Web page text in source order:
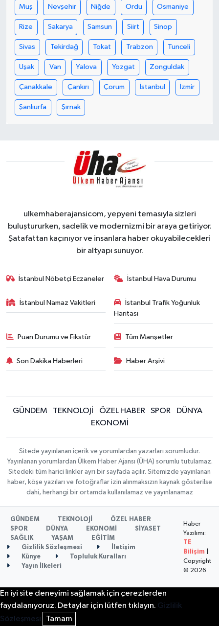
Muş Nevşehir Niğde Ordu Osmaniye
Rize Sakarya Samsun Siirt Sinop
Sivas Tekirdağ Tokat Trabzon Tunceli
Uşak Van Yalova Yozgat Zonguldak
Çanakkale Çankırı Çorum İstanbul İzmir
Şanlıurfa Şırnak
ulkemhaberajansicom, yepyeni temasıyla sizleri
buluştururken, sadelik ve modernizmi bir araya getiriyor.
Şatafattan kaçınıyor ve insanlara haber okuyabilecekleri
bir altyapı sunuyor.
İstanbul Nöbetçi Eczaneler İstanbul Hava Durumu
İstanbul Namaz Vakitleri
İstanbul Trafik Yoğunluk
Haritası
Puan Durumu ve Fikstür Tüm Manşetler
Son Dakika Haberleri Haber Arşivi
GÜNDEM TEKNOLOJİ ÖZEL HABER SPOR
DÜNYA
EKONOMİ
Sitede yayınlanan içerik ve yorumlardan yazarları sorumludur.
Yayınlanan yorumlardan Ülkem Haber Ajansı (ÜHA) sorumlu tutulamaz.
Sitedeki tüm harici linkler ayrı bir sayfada açılır. Sitemizde yayınlanan
haber, köşe yazıları ve fotoğraflar izin alınmaksızın kaynak gösterilse
dahi, herhangi bir ortamda kullanılamaz ve yayınlanamaz
GÜNDEM TEKNOLOJİ
ÖZEL HABER
SPOR
DÜNYA EKONOMİ
SİYASET
SAĞLIK
YAŞAM
EĞİTİM
Gizlilik Sözleşmesi
İletişim
Künye
Topluluk Kuralları
Yayın İlkeleri
Haber
Yazılımı:
TE
Bilişim
Copyright
© 2026
En iyi site deneyimi sağlamak için çerezlerden
faydalanıyoruz. Detaylar için lütfen tıklayın. Gizlilik
Sözleşmesi
Tamam